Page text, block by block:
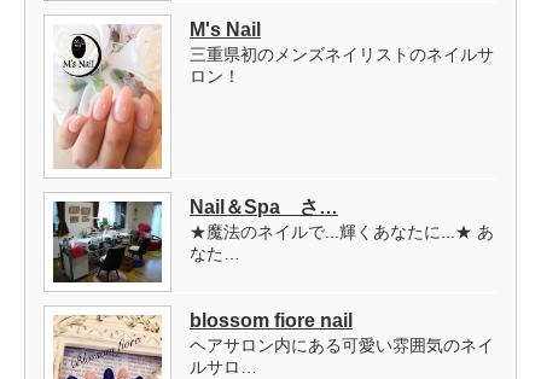
M's Nail
三重県初のメンズネイリストのネイルサ
ロン！
Nail＆Spa さ…
★魔法のネイルで...輝くあなたに...★ あ
なた…
blossom fiore nail
ヘアサロン内にある可愛い雰囲気のネイ
ルサロ…